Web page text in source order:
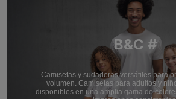
B&C #
Camisetas y sudaderas versátiles para
volumen. Camisetas para adultos y
disponibles en una amplia gama de